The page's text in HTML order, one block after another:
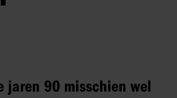
jaren 90 misschien wel